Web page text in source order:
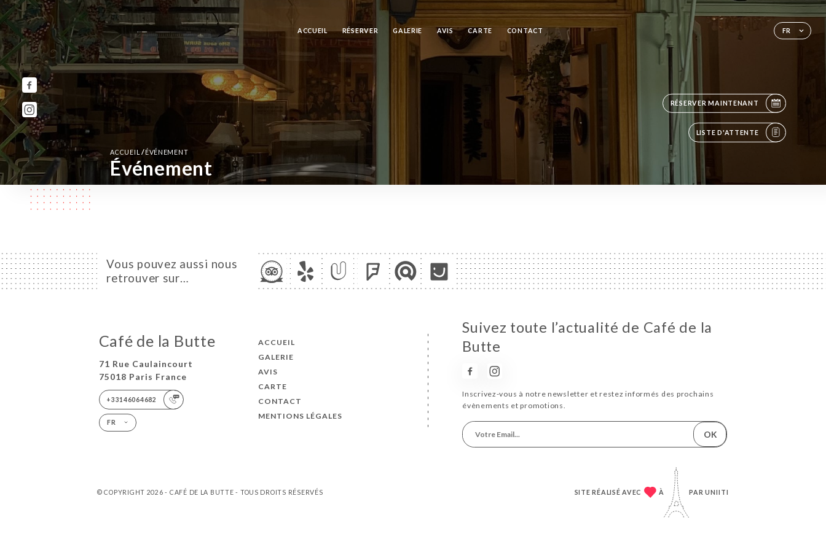
FR
ACCUEIL RÉSERVER GALERIE AVIS CARTE CONTACT
RÉSERVER MAINTENANT
LISTE D'ATTENTE
ACCUEIL/ ÉVÉNEMENT
Événement
Vous pouvez aussi nous
retrouver sur…
Café de la Butte
71 Rue Caulaincourt
75018 Paris France
+33146064682
FR
ACCUEIL
GALERIE
AVIS
CARTE
CONTACT
MENTIONS LÉGALES
Suivez toute l’actualité de Café de la
Butte
Inscrivez-vous à notre newsletter et restez informés des prochains
évènements et promotions.
OK
© COPYRIGHT 2026 - CAFÉ DE LA BUTTE - TOUS DROITS RÉSERVÉS SITE RÉALISÉ AVEC À PARUNIITI